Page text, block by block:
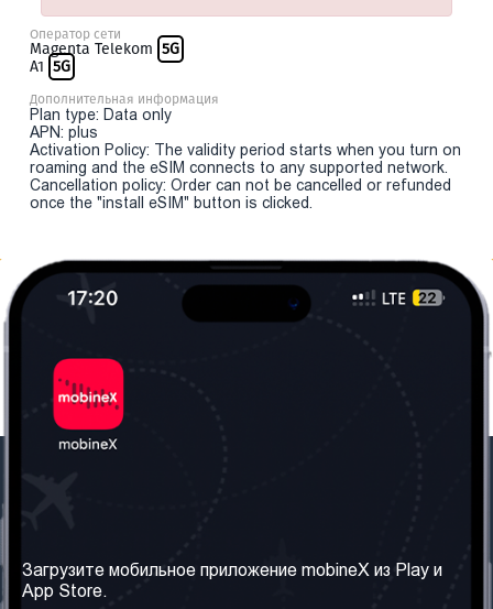
Оператор сети
Magenta Telekom 5G
A1 5G
Дополнительная информация
Plan type: Data only
APN: plus
Activation Policy: The validity period starts when you turn on
roaming and the eSIM connects to any supported network.
Cancellation policy: Order can not be cancelled or refunded
once the "install eSIM" button is clicked.
Наши сервисы
Правила и Условия
Загрузите мобильное приложение mobineX из Play и
App Store.